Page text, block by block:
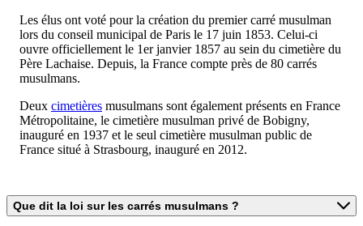
Les élus ont voté pour la création du premier carré musulman
lors du conseil municipal de Paris le 17 juin 1853. Celui-ci
ouvre officiellement le 1er janvier 1857 au sein du cimetière du
Père Lachaise. Depuis, la France compte près de 80 carrés
musulmans.
Deux cimetières musulmans sont également présents en France
Métropolitaine, le cimetière musulman privé de Bobigny,
inauguré en 1937 et le seul cimetière musulman public de
France situé à Strasbourg, inauguré en 2012.
Que dit la loi sur les carrés musulmans ?